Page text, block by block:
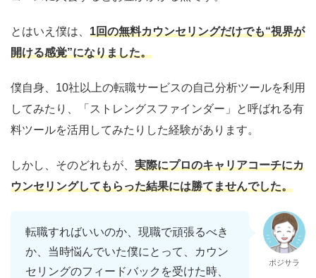
とはいえ僕は、 1回の無料カウンセリングだけでも“視界が
開ける感覚”になりました。
僕自身、10社以上の転職サービスの自己分析ツールを利用
してみたり、「ストレングスファインダー」と呼ばれる有
料ツールを活用してみたりした経験があります。
しかし、そのどれもが、 実際にプロのキャリアコーチにカ
ウンセリングしてもらった結果には勝てませんでした。
転職すればいいのか、現職で頑張るべき
か、当時悩んでいた僕にとって、カウン
セリングのフィードバックを受けた時、
ポジサラ